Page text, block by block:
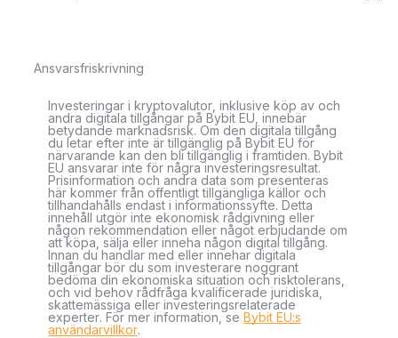
Ansvarsfriskrivning
Investeringar i kryptovalutor, inklusive köp av och
andra digitala tillgångar på Bybit EU, innebär
betydande marknadsrisk. Om den digitala tillgång
du letar efter inte är tillgänglig på Bybit EU för
närvarande kan den bli tillgänglig i framtiden. Bybit
EU ansvarar inte för några investeringsresultat.
Prisinformation och andra data som presenteras
här kommer från offentligt tillgängliga källor och
tillhandahålls endast i informationssyfte. Detta
innehåll utgör inte ekonomisk rådgivning eller
någon rekommendation eller något erbjudande om
att köpa, sälja eller inneha någon digital tillgång.
Innan du handlar med eller innehar digitala
tillgångar bör du som investerare noggrant
bedöma din ekonomiska situation och risktolerans,
och vid behov rådfråga kvalificerade juridiska,
skattemässiga eller investeringsrelaterade
experter. För mer information, se Bybit EU:s
användarvillkor.